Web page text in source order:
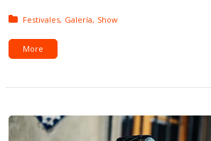
Posted in:
Festivales Galería Show
More